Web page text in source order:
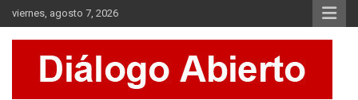
Saltar
al
contenido
viernes, agosto 7, 2026